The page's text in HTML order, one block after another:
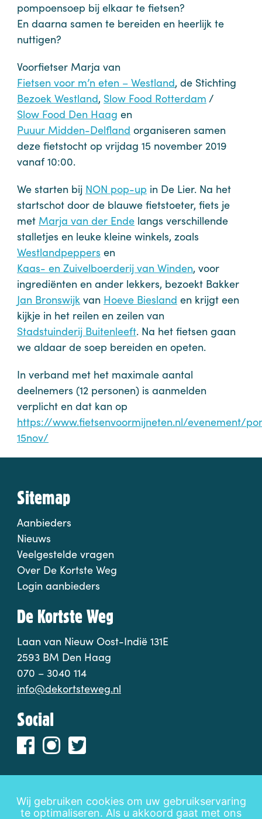
pompoensoep bij elkaar te fietsen?
En daarna samen te bereiden en heerlijk te
nuttigen?
Voorfietser Marja van
Fietsen voor m’n eten – Westland, de Stichting
Bezoek Westland, Slow Food Rotterdam /
Slow Food Den Haag en
Puuur Midden-Delfland organiseren samen
deze fietstocht op vrijdag 15 november 2019
vanaf 10:00.
We starten bij NON pop-up in De Lier. Na het
startschot door de blauwe fietstoeter, fiets je
met Marja van der Ende langs verschillende
stalletjes en leuke kleine winkels, zoals
Westlandpeppers en
Kaas- en Zuivelboerderij van Winden, voor
ingrediënten en ander lekkers, bezoekt Bakker
Jan Bronswijk van Hoeve Biesland en krijgt een
kijkje in het reilen en zeilen van
Stadstuinderij Buitenleeft. Na het fietsen gaan
we aldaar de soep bereiden en opeten.
In verband met het maximale aantal
deelnemers (12 personen) is aanmelden
verplicht en dat kan op
https://www.fietsenvoormijneten.nl/evenement/
15nov/
Sitemap
Aanbieders
Nieuws
Veelgestelde vragen
Over De Kortste Weg
Login aanbieders
De Kortste Weg
Laan van Nieuw Oost-Indië 131E
2593 BM Den Haag
070 – 3040 114
info@dekortsteweg.nl
Social
Wij gebruiken cookies om uw gebruikservaring
te optimaliseren. Als u akkoord gaat met ons